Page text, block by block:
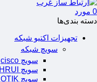
0 مورد
دسته‌ بندی‌ها
تجهیزات اکتیو شبکه
سویچ شبکه
سویچ cisco
سویچ HRUI
سویچ MICROTIK